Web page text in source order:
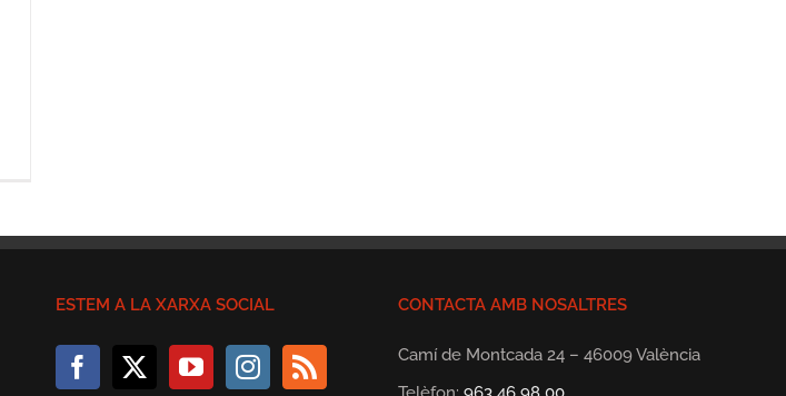
ESTEM A LA XARXA SOCIAL CONTACTA AMB NOSALTRES
Camí de Montcada 24 – 46009 València